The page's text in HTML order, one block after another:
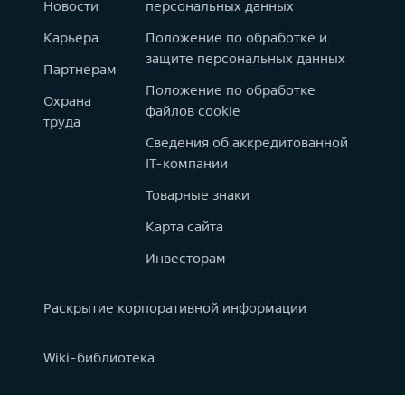
Новости
Карьера
Партнерам
Охрана
труда
персональных данных
Положение по обработке и
защите персональных данных
Положение по обработке
файлов cookie
Сведения об аккредитованной
IT-компании
Товарные знаки
Карта сайта
Инвесторам
Раскрытие корпоративной информации
Wiki-библиотека